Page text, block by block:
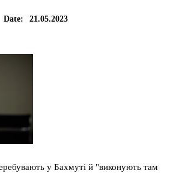
Date: 21.05.2023
у Бахмуті й "виконують там